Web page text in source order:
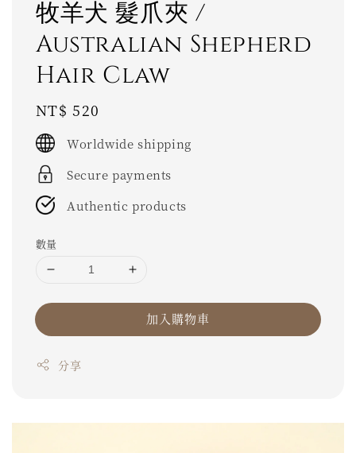
牧羊犬 髮爪夾 /
Australian Shepherd
Hair Claw
Regular
price
NT$ 520
Worldwide shipping
Secure payments
Authentic products
數量
加入購物車
分享